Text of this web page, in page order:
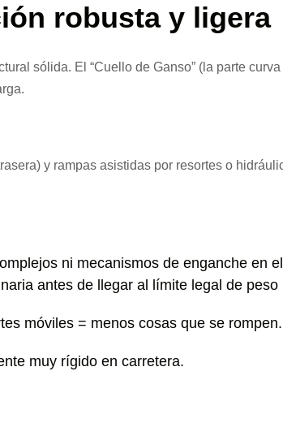
robusta y ligera
sólida. El “Cuello de Ganso” (la parte
y rampas asistidas por resortes o
ni mecanismos de enganche en
antes de llegar al límite legal de peso
móviles = menos cosas que se rompen.
muy rígido en carretera.